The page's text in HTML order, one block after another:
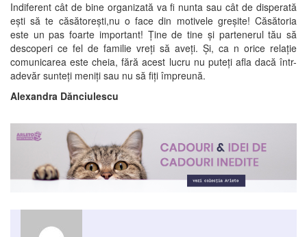
Indiferent cât de bine organizată va fi nunta sau cât de disperată
ești să te căsătorești,nu o face din motivele greșite! Căsătoria
este un pas foarte important! Ține de tine și partenerul tău să
descoperi ce fel de familie vreți să aveți. Și, ca n orice relație
comunicarea este cheia, fără acest lucru nu puteți afla dacă într-
adevăr sunteți meniți sau nu să fiți împreună.
Alexandra Dănciulescu